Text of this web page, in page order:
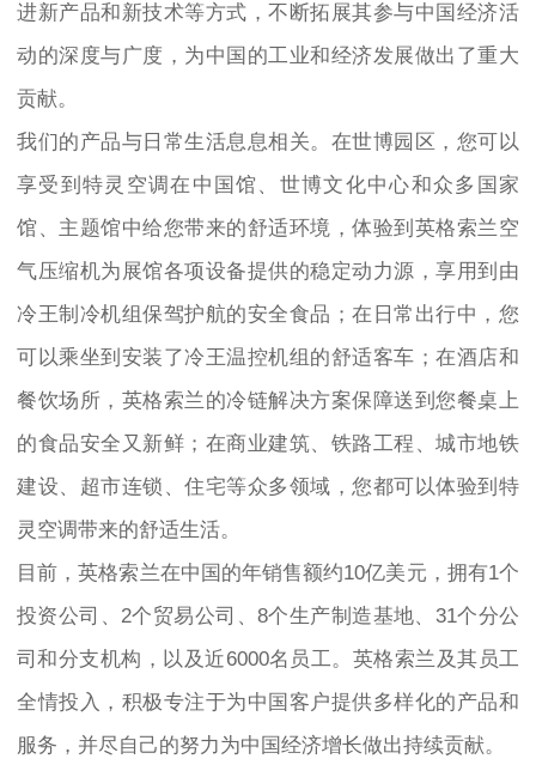
进新产品和新技术等方式，不断拓展其参与中国经济活
动的深度与广度，为中国的工业和经济发展做出了重大
贡献。
我们的产品与日常生活息息相关。在世博园区，您可以
享受到特灵空调在中国馆、世博文化中心和众多国家
馆、主题馆中给您带来的舒适环境，体验到英格索兰空
气压缩机为展馆各项设备提供的稳定动力源，享用到由
冷王制冷机组保驾护航的安全食品；在日常出行中，您
可以乘坐到安装了冷王温控机组的舒适客车；在酒店和
餐饮场所，英格索兰的冷链解决方案保障送到您餐桌上
的食品安全又新鲜；在商业建筑、铁路工程、城市地铁
建设、超市连锁、住宅等众多领域，您都可以体验到特
灵空调带来的舒适生活。
目前，英格索兰在中国的年销售额约10亿美元，拥有1个
投资公司、2个贸易公司、8个生产制造基地、31个分公
司和分支机构，以及近6000名员工。英格索兰及其员工
全情投入，积极专注于为中国客户提供多样化的产品和
服务，并尽自己的努力为中国经济增长做出持续贡献。